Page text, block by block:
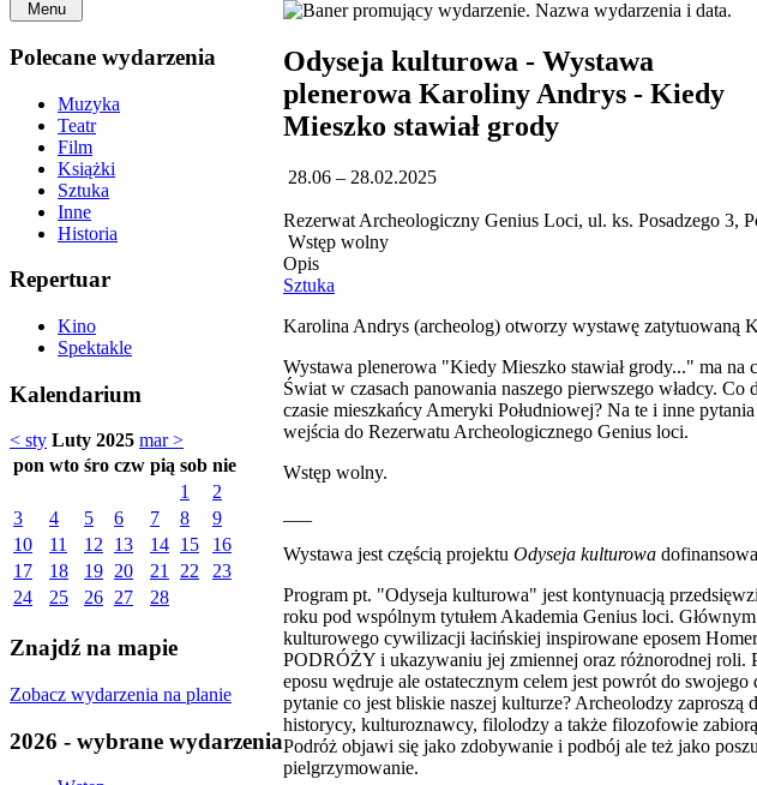
Menu
Polecane wydarzenia
Muzyka
Teatr
Film
Książki
Sztuka
Inne
Historia
Repertuar
Kino
Spektakle
Kalendarium
< sty Luty 2025 mar >
pon wto śro czw pią sob nie
1
2
3
4 5 6 7 8
9
10
11 12 13 14 15
16
17
18 19 20 21 22
23
24
25 26 27 28
Znajdź na mapie
Zobacz wydarzenia na planie
2026 - wybrane wydarzenia
Odyseja kulturowa - Wystawa
plenerowa Karoliny Andrys - Kiedy
Mieszko stawiał grody
28.06 – 28.02.2025
Rezerwat Archeologiczny Genius Loci, ul. ks. Posadzego 3,
Wstęp wolny
Opis
Sztuka
Karolina Andrys (archeolog) otworzy wystawę zatytuowaną
Wystawa plenerowa "Kiedy Mieszko stawiał grody..." ma na
Świat w czasach panowania naszego pierwszego władcy.
czasie mieszkańcy Ameryki Południowej? Na te i inne
wejścia do Rezerwatu Archeologicznego Genius loci.
Wstęp wolny.
Wystawa jest częścią projektu Odyseja kulturowa
Program pt. "Odyseja kulturowa" jest kontynuacją
roku pod wspólnym tytułem Akademia Genius loci.
kulturowego cywilizacji łacińskiej inspirowane eposem
PODRÓŻY i ukazywaniu jej zmiennej oraz różnorodnej roli.
eposu wędruje ale ostatecznym celem jest powrót do
pytanie co jest bliskie naszej kulturze? Archeolodzy
historycy, kulturoznawcy, filolodzy a także filozofowie
Podróż objawi się jako zdobywanie i podbój ale też jako
pielgrzymowanie.